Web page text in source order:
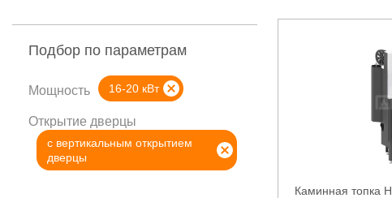
Подбор по параметрам
Мощность 16-20 кВт
Открытие дверцы
с вертикальным открытием
дверцы
Каминная топка